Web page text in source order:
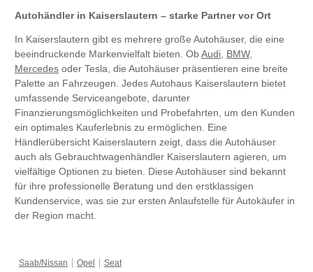
Autohändler in Kaiserslautern – starke Partner vor Ort
In Kaiserslautern gibt es mehrere große Autohäuser, die eine
beeindruckende Markenvielfalt bieten. ObAudi, BMW,
Mercedes oder Tesla, die Autohäuser präsentieren eine breite
Palette an Fahrzeugen. Jedes Autohaus Kaiserslautern bietet
umfassende Serviceangebote, darunter
Finanzierungsmöglichkeiten und Probefahrten, um den Kunden
ein optimales Kauferlebnis zu ermöglichen. Eine
Händlerübersicht Kaiserslautern zeigt, dass die Autohäuser
auch als Gebrauchtwagenhändler Kaiserslautern agieren, um
vielfältige Optionen zu bieten. Diese Autohäuser sind bekannt
für ihre professionelle Beratung und den erstklassigen
Kundenservice, was sie zur ersten Anlaufstelle für Autokäufer in
der Region macht.
Saab/Nissan Opel Seat